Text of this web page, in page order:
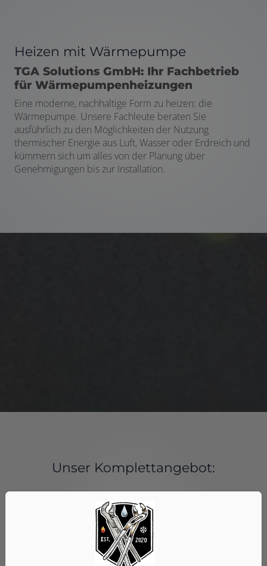
Heizen mit Wärmepumpe
TGA Solutions GmbH: Ihr Fachbetrieb
für Wärmepumpenheizungen
Eine moderne, nachhaltige Form zu heizen: die
Wärmepumpe. Unsere Fachleute beraten Sie
ausführlich zu den Möglichkeiten der Nutzung
thermischer Energie aus Luft, Wasser oder Erdreich und
kümmern sich um alles von der Planung über
Genehmigungen bis zur Installation.
Unser Komplettangebot:
Umfassende Beratung